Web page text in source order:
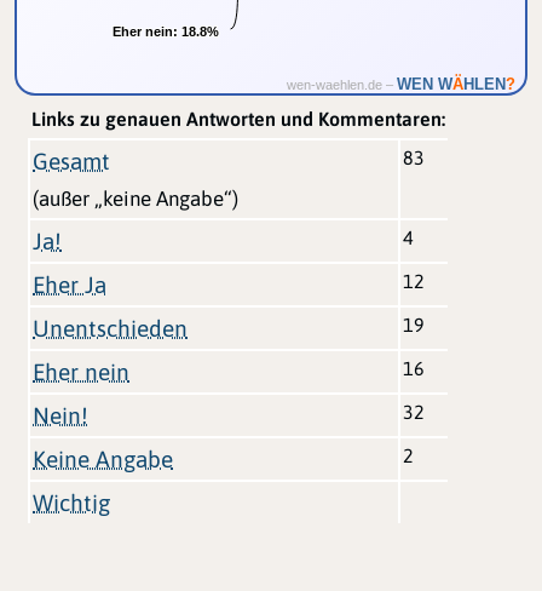
Eher nein: 18.8%
Eher nein: 18.8%
wen-waehlen.de – WEN WÄHLEN?
Links zu genauen Antworten und Kommentaren:
Gesamt
(außer „keine Angabe“)
83
Ja! 4
Eher Ja 12
Unentschieden 19
Eher nein 16
Nein! 32
Keine Angabe 2
Wichtig